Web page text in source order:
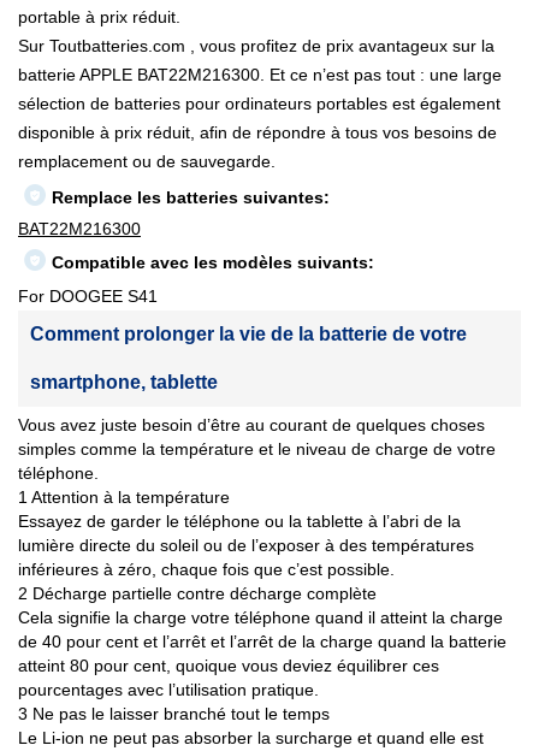
portable à prix réduit.
Sur Toutbatteries.com , vous profitez de prix avantageux sur la
batterie APPLE BAT22M216300. Et ce n’est pas tout : une large
sélection de batteries pour ordinateurs portables est également
disponible à prix réduit, afin de répondre à tous vos besoins de
remplacement ou de sauvegarde.
Remplace les batteries suivantes:
BAT22M216300
Compatible avec les modèles suivants:
For DOOGEE S41
Comment prolonger la vie de la batterie de votre
smartphone, tablette
Vous avez juste besoin d’être au courant de quelques choses
simples comme la température et le niveau de charge de votre
téléphone.
1 Attention à la température
Essayez de garder le téléphone ou la tablette à l’abri de la
lumière directe du soleil ou de l’exposer à des températures
inférieures à zéro, chaque fois que c’est possible.
2 Décharge partielle contre décharge complète
Cela signifie la charge votre téléphone quand il atteint la charge
de 40 pour cent et l’arrêt et l’arrêt de la charge quand la batterie
atteint 80 pour cent, quoique vous deviez équilibrer ces
pourcentages avec l’utilisation pratique.
3 Ne pas le laisser branché tout le temps
Le Li-ion ne peut pas absorber la surcharge et quand elle est